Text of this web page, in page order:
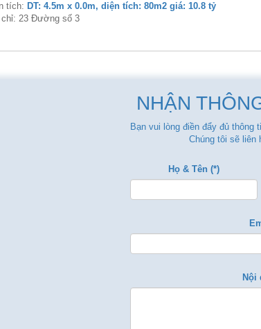
tích: DT: 4.5m x 0.0m, diện tích: 80m2 giá: 10.8 tỷ
23 Đường số 3
NHẬN
Bạn vui lòng điền đẩy đủ
Chúng tôi sẽ liên
Họ & Tên (*)
Nội